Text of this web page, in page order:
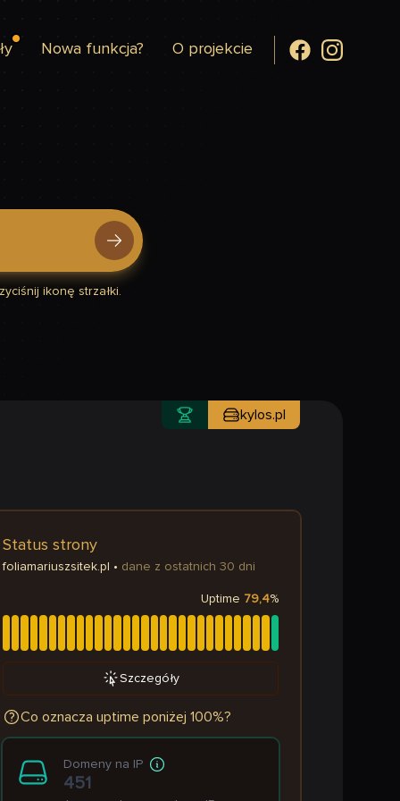
Nowa funkcja? O projekcie
ikonę strzałki.
kylos.pl
Status strony
foliamariuszsitek.pl • dane z ostatnich 30 dni
Uptime 79,4%
Szczegóły
Co oznacza uptime poniżej 100%?
Domeny na IP
451